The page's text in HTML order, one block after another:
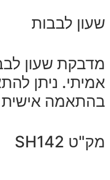
שעון לבבות
מדבקת שעון
אמיתי. ניתן
בהתאמה אישית
מק"ט SH142